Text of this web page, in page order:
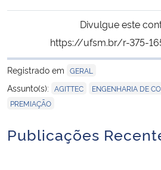
Divulgue este
https://ufsm.br/r-375-
Registrado em GERAL
Assunto(s): AGITTEC ENGENHARIA DE
PREMIAÇÃO
Publicações